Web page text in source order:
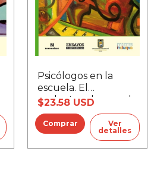
Psicólogos en la
escuela. El
replanteo de un rol
confuso
$23.58 USD
Ver
detalles